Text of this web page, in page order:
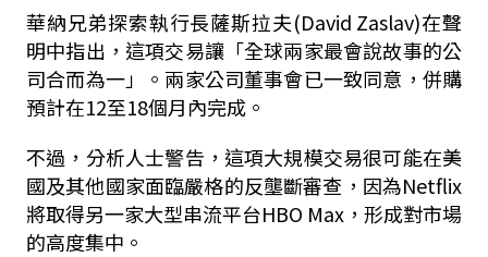
華納兄弟探索執行長薩斯拉夫(David Zaslav)在聲
明中指出，這項交易讓「全球兩家最會說故事的公
司合而為一」。兩家公司董事會已一致同意，併購
預計在12至18個月內完成。
不過，分析人士警告，這項大規模交易很可能在美
國及其他國家面臨嚴格的反壟斷審查，因為Netflix
將取得另一家大型串流平台HBO Max ，形成對市場
的高度集中。